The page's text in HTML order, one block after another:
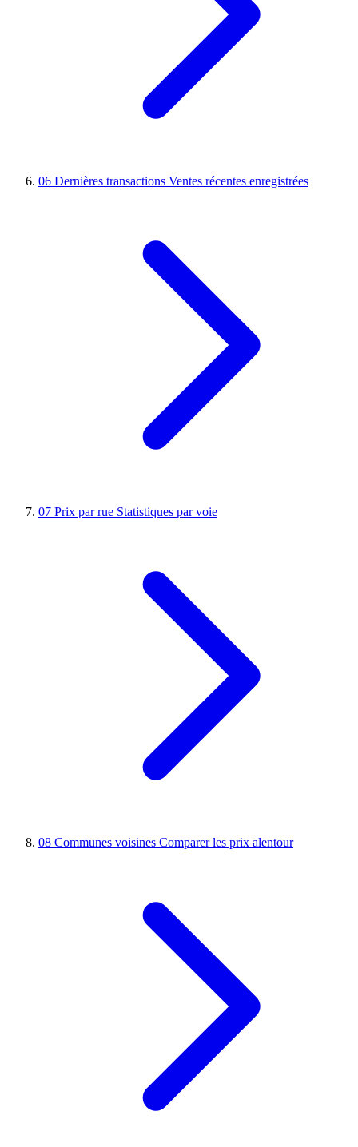
06 Dernières transactions Ventes récentes enregistrées
07 Prix par rue Statistiques par voie
08 Communes voisines Comparer les prix alentour